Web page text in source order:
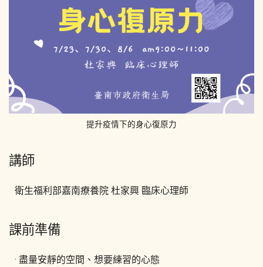
提升疫情下的身心復原力
講師
衛生福利部嘉南療養院 杜家興 臨床心理師
課前準備
· 盡量安靜的空間、想要練習的心態